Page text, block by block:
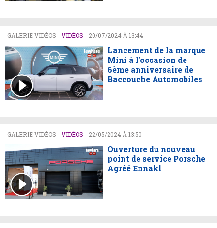
GALERIE VIDÉOS VIDÉOS 20/07/2024 À 13:44
Lancement de la marque
Mini à l'occasion de
6ème anniversaire de
Baccouche Automobiles
GALERIE VIDÉOS VIDÉOS 22/05/2024 À 13:50
Ouverture du nouveau
point de service Porsche
Agréé Ennakl